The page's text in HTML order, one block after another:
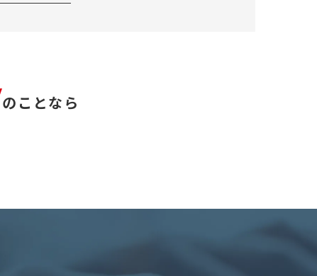
のことなら